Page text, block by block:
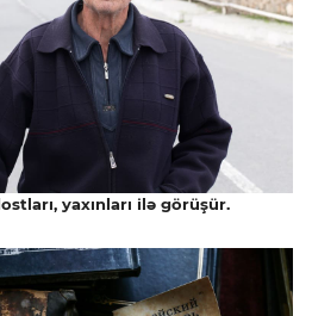
yaxınları ilə görüşür.